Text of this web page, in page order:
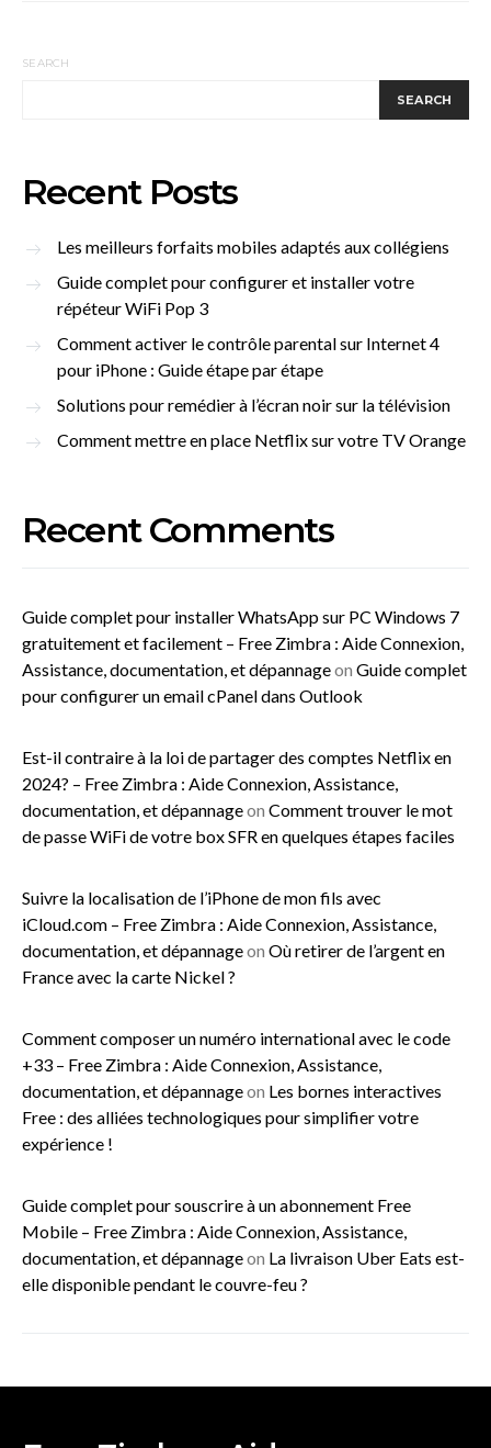
SEARCH
SEARCH
Recent Posts
Les meilleurs forfaits mobiles adaptés aux collégiens
Guide complet pour configurer et installer votre
répéteur WiFi Pop 3
Comment activer le contrôle parental sur Internet 4
pour iPhone : Guide étape par étape
Solutions pour remédier à l’écran noir sur la télévision
Comment mettre en place Netflix sur votre TV Orange
Recent Comments
Guide complet pour installer WhatsApp sur PC Windows 7
gratuitement et facilement – Free Zimbra : Aide Connexion,
Assistance, documentation, et dépannageon Guide complet
pour configurer un email cPanel dans Outlook
Est-il contraire à la loi de partager des comptes Netflix en
2024? – Free Zimbra : Aide Connexion, Assistance,
documentation, et dépannageon Comment trouver le mot
de passe WiFi de votre box SFR en quelques étapes faciles
Suivre la localisation de l’iPhone de mon fils avec
iCloud.com – Free Zimbra : Aide Connexion, Assistance,
documentation, et dépannageon Où retirer de l’argent en
France avec la carte Nickel ?
Comment composer un numéro international avec le code
+33 – Free Zimbra : Aide Connexion, Assistance,
documentation, et dépannageon Les bornes interactives
Free : des alliées technologiques pour simplifier votre
expérience !
Guide complet pour souscrire à un abonnement Free
Mobile – Free Zimbra : Aide Connexion, Assistance,
documentation, et dépannageon La livraison Uber Eats est-
elle disponible pendant le couvre-feu ?